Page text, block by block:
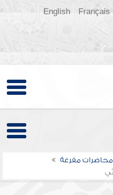
Français
English
محاضرات مفرغة